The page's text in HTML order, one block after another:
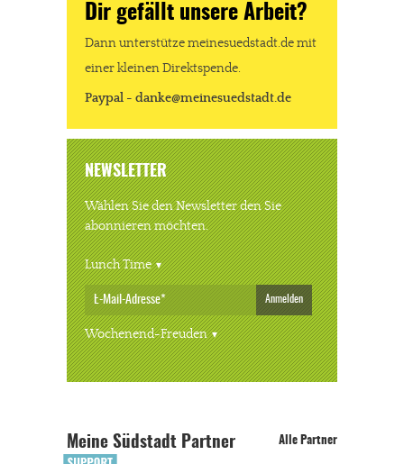
Dir gefällt unsere Arbeit?
Dann unterstütze meinesuedstadt.de mit
einer kleinen Direktspende.
Paypal - danke@meinesuedstadt.de
NEWSLETTER
Wählen Sie den Newsletter den Sie
abonnieren möchten.
Lunch Time
Anmelden
Wochenend-Freuden
Meine Südstadt Partner Alle Partner